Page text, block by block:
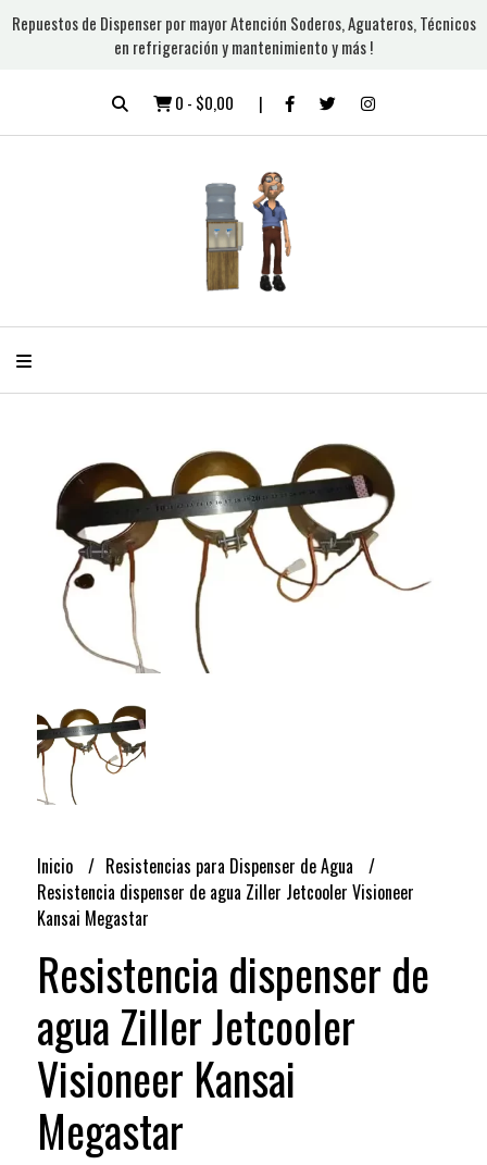
Repuestos de Dispenser por mayor Atención Soderos, Aguateros, Técnicos
en refrigeración y mantenimiento y más !
0 - $0,00
Inicio
Resistencias para Dispenser de Agua
Resistencia dispenser de agua Ziller Jetcooler Visioneer
Kansai Megastar
Resistencia dispenser de
agua Ziller Jetcooler
Visioneer Kansai
Megastar